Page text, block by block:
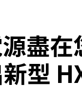
盡在
型